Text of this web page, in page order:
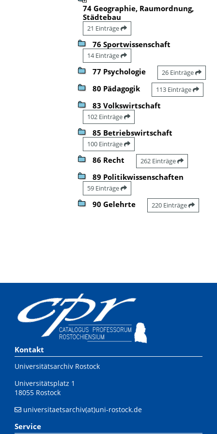
74 Geographie, Raumordnung,
Städtebau
21 Einträge
76 Sportwissenschaft
14 Einträge
77 Psychologie 26 Einträge
80 Pädagogik 113 Einträge
83 Volkswirtschaft
102 Einträge
85 Betriebswirtschaft
100 Einträge
86 Recht 262 Einträge
89 Politikwissenschaften
59 Einträge
90 Gelehrte 220 Einträge
Kontakt
Universitätsarchiv Rostock
Universitätsplatz 1
18055 Rostock
universitaetsarchiv(at)uni-rostock.de
Service